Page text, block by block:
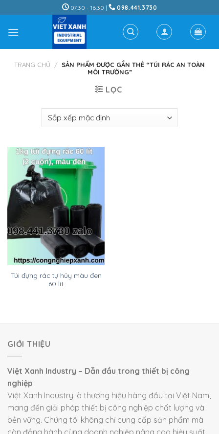
to
content
07:30 - 16:30 | 098.441.3730
TRANG CHỦ / SẢN PHẨM ĐƯỢC GẮN THẺ “TÚI RÁC AN TOÀN
MÔI TRƯỜNG”
LỌC
Túi đựng rác tự hủy màu đen
60 lít
GIỚI THIỆU
Việt Xanh Industry – Dẫn đầu trong thiết bị công
nghiệp
Việt Xanh Industry là thương hiệu hàng đầu tại Việt Nam,
mang đến giải pháp thiết bị công nghiệp chất lượng và
bền vững. Chúng tôi không chỉ cung cấp sản phẩm mà
còn đồng hành cùng doanh nghiệp nâng cao hiệu suất